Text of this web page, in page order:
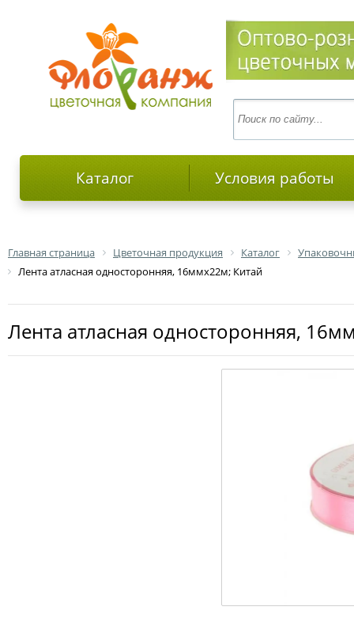
Каталог Условия работы
Главная страница Цветочная продукция Каталог
Лента атласная односторонняя, 16ммх22м; Китай
Лента атласная односторонняя,